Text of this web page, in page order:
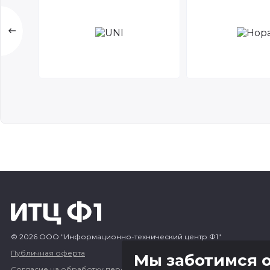
© 2026 ООО "Информационно-технический центр Ф1"
Публичная оферта
Мы заботимся